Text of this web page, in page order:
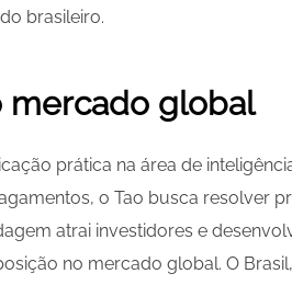
brasileiro.
mercado global
prática na área de
o Tao busca resolver
atrai investidores e
no mercado global. O